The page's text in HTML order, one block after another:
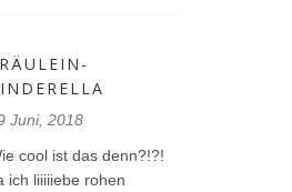
Juni, 2018
cool ist das denn?!?!
ich liiiiiebe rohen